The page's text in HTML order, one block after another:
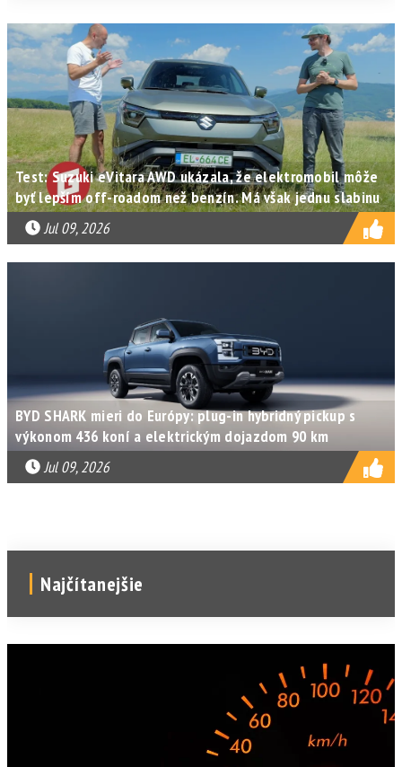
Test: Suzuki eVitara AWD ukázala, že elektromobil môže
byť lepším off-roadom než benzín. Má však jednu slabinu
Jul 09, 2026
BYD SHARK mieri do Európy: plug-in hybridný pickup s
výkonom 436 koní a elektrickým dojazdom 90 km
Jul 09, 2026
Najčítanejšie